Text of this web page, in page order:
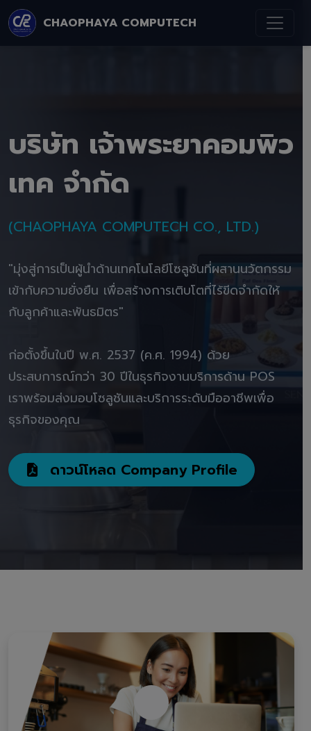
CHAOPHAYA COMPUTECH
บริษัท เจ้าพระยาคอมพิว
เทค จำกัด
(CHAOPHAYA COMPUTECH CO., LTD.)
"มุ่งสู่การเป็นผู้นำด้านเทคโนโลยีโซลูชันที่ผสานนวัตกรรม
เข้ากับความยั่งยืน เพื่อสร้างการเติบโตที่ไร้ขีดจำกัดให้
กับลูกค้าและพันธมิตร"
ก่อตั้งขึ้นในปี พ.ศ. 2537 (ค.ศ. 1994) ด้วย
ประสบการณ์กว่า 30 ปีในธุรกิจงานบริการด้าน POS
เราพร้อมส่งมอบโซลูชันและบริการระดับมืออาชีพเพื่อ
ธุรกิจของคุณ
ดาวน์โหลด Company Profile